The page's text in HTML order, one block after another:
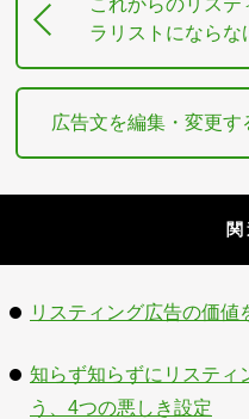
これからのリス
ラリストにならな
広告文を編集・変更す
リスティング広告の価値
知らず知らずにリスティ
う、4つの悪しき設定